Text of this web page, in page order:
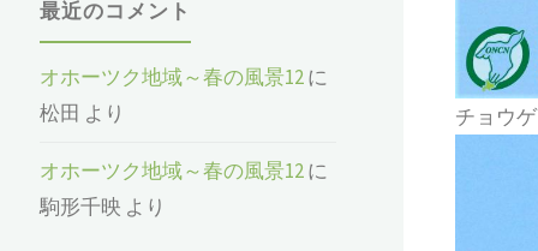
チョウ
最近のコメント
オホーツク地域～春の風景12に
松田 より
オホーツク地域～春の風景12に
駒形千映 より